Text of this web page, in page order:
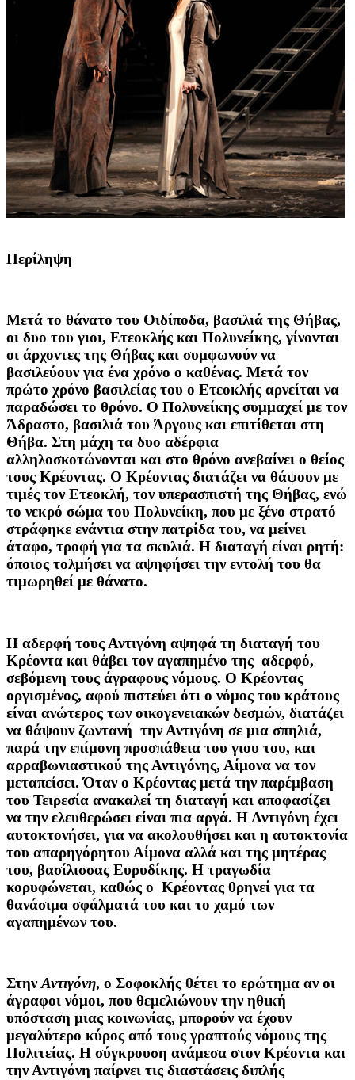
Περίληψη
Μετά το θάνατο του Οιδίποδα, βασιλιά της Θήβας,
οι δυο του γιοι, Ετεοκλής και Πολυνείκης, γίνονται
οι άρχοντες της Θήβας και συμφωνούν να
βασιλεύουν για ένα χρόνο ο καθένας. Μετά τον
πρώτο χρόνο βασιλείας του ο Ετεοκλής αρνείται να
παραδώσει το θρόνο. Ο Πολυνείκης συμμαχεί με τον
Άδραστο, βασιλιά του Άργους και επιτίθεται στη
Θήβα. Στη μάχη τα δυο αδέρφια
αλληλοσκοτώνονται και στο θρόνο ανεβαίνει ο θείος
τους Κρέοντας. Ο Κρέοντας διατάζει να θάψουν με
τιμές τον Ετεοκλή, τον υπερασπιστή της Θήβας, ενώ
το νεκρό σώμα του Πολυνείκη, που με ξένο στρατό
στράφηκε ενάντια στην πατρίδα του, να μείνει
άταφο, τροφή για τα σκυλιά. Η διαταγή είναι ρητή:
όποιος τολμήσει να αψηφήσει την εντολή του θα
τιμωρηθεί με θάνατο.
Η αδερφή τους Αντιγόνη αψηφά τη διαταγή του
Κρέοντα και θάβει τον αγαπημένο της αδερφό,
σεβόμενη τους άγραφους νόμους. Ο Κρέοντας
οργισμένος, αφού πιστεύει ότι ο νόμος του κράτους
είναι ανώτερος των οικογενειακών δεσμών, διατάζει
να θάψουν ζωντανή την Αντιγόνη σε μια σπηλιά,
παρά την επίμονη προσπάθεια του γιου του, και
αρραβωνιαστικού της Αντιγόνης, Αίμονα να τον
μεταπείσει. Όταν ο Κρέοντας μετά την παρέμβαση
του Τειρεσία ανακαλεί τη διαταγή και αποφασίζει
να την ελευθερώσει είναι πια αργά. Η Αντιγόνη έχει
αυτοκτονήσει, για να ακολουθήσει και η αυτοκτονία
του απαρηγόρητου Αίμονα αλλά και της μητέρας
του, βασίλισσας Ευρυδίκης. Η τραγωδία
κορυφώνεται, καθώς ο Κρέοντας θρηνεί για τα
θανάσιμα σφάλματά του και το χαμό των
αγαπημένων του.
ΣτηνΑντιγόνη, ο Σοφοκλής θέτει το ερώτημα αν οι
άγραφοι νόμοι, που θεμελιώνουν την ηθική
υπόσταση μιας κοινωνίας, μπορούν να έχουν
μεγαλύτερο κύρος από τους γραπτούς νόμους της
Πολιτείας. Η σύγκρουση ανάμεσα στον Κρέοντα και
την Αντιγόνη παίρνει τις διαστάσεις διπλής